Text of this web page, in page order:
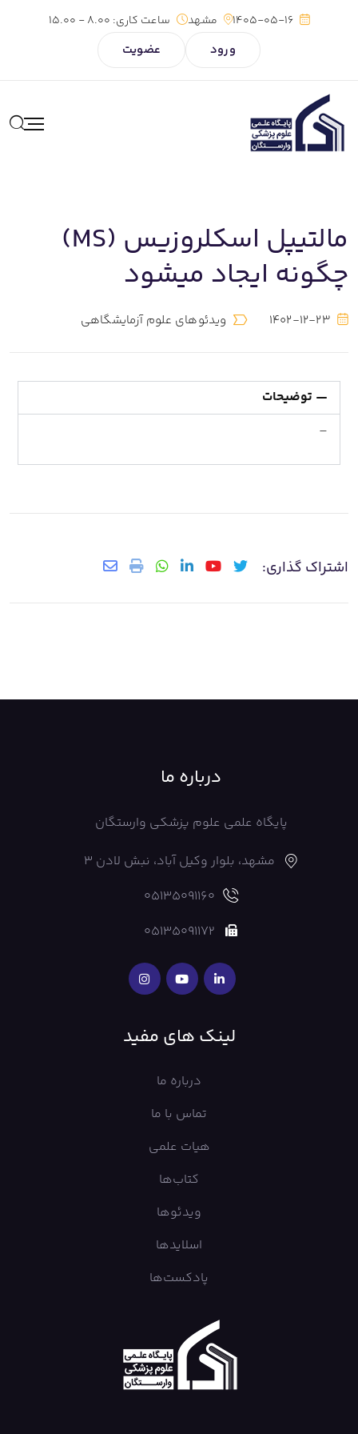
1405-05-16 مشهد ساعت کاری:
ورود عضویت
مالتیپل اسکلروزیس (MS)
چگونه ایجاد میشود
1402-12-23 ویدئوهای علوم آزمایشگاهی
توضیحات
–
اشتراک گذاری:
درباره ما
پایگاه علمی علوم پزشکی وارستگان
مشهد، بلوار وکیل آباد، نبش لادن 3
05135091160
05135091172
لینک های مفید
درباره ما
تماس با ما
هیات علمی
کتاب‌ها
ویدئوها
اسلایدها
پادکست‌ها